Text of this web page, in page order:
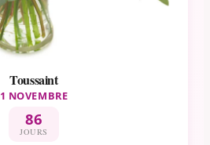
Toussaint
1 NOVEMBRE
86
JOURS